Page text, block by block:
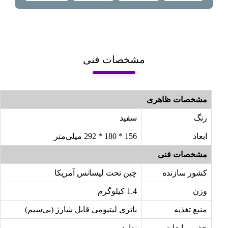
مشخصات فنی
مشخصات ظاهری
رنگ سفید
ابعاد 156 * 180 * 292 میلی‌متر
مشخصات فنی
کشور سازنده چین تحت لیسانس آمریکا
وزن 1.4 کیلوگرم
منبع تغذیه باتری لیتیومی قابل شارژ (بی‌سیم)